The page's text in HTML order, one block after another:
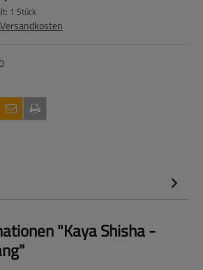
1 Stück
"Kaya Shisha -